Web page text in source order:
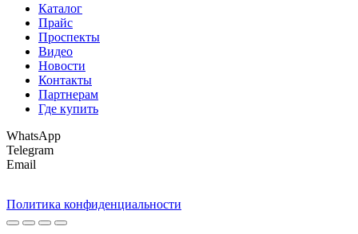
Каталог
Прайс
Проспекты
Видео
Новости
Контакты
Партнерам
Где купить
WhatsApp
Telegram
Email
Политика конфиденциальности